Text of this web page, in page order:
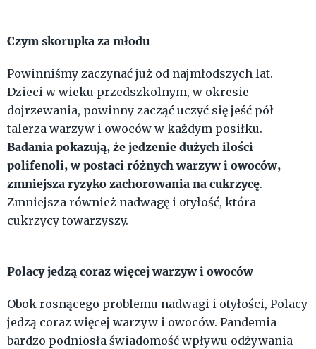
Czym skorupka za młodu
Powinniśmy zaczynać już od najmłodszych lat.
Dzieci w wieku przedszkolnym, w okresie
dojrzewania, powinny zacząć uczyć się jeść pół
talerza warzyw i owoców w każdym posiłku.
Badania pokazują, że jedzenie dużych ilości
polifenoli, w postaci różnych warzyw i owoców,
zmniejsza ryzyko zachorowania na cukrzycę.
Zmniejsza również nadwagę i otyłość, która
cukrzycy towarzyszy.
Polacy jedzą coraz więcej warzyw i owoców
Obok rosnącego problemu nadwagi i otyłości, Polacy
jedzą coraz więcej warzyw i owoców. Pandemia
bardzo podniosła świadomość wpływu odżywania